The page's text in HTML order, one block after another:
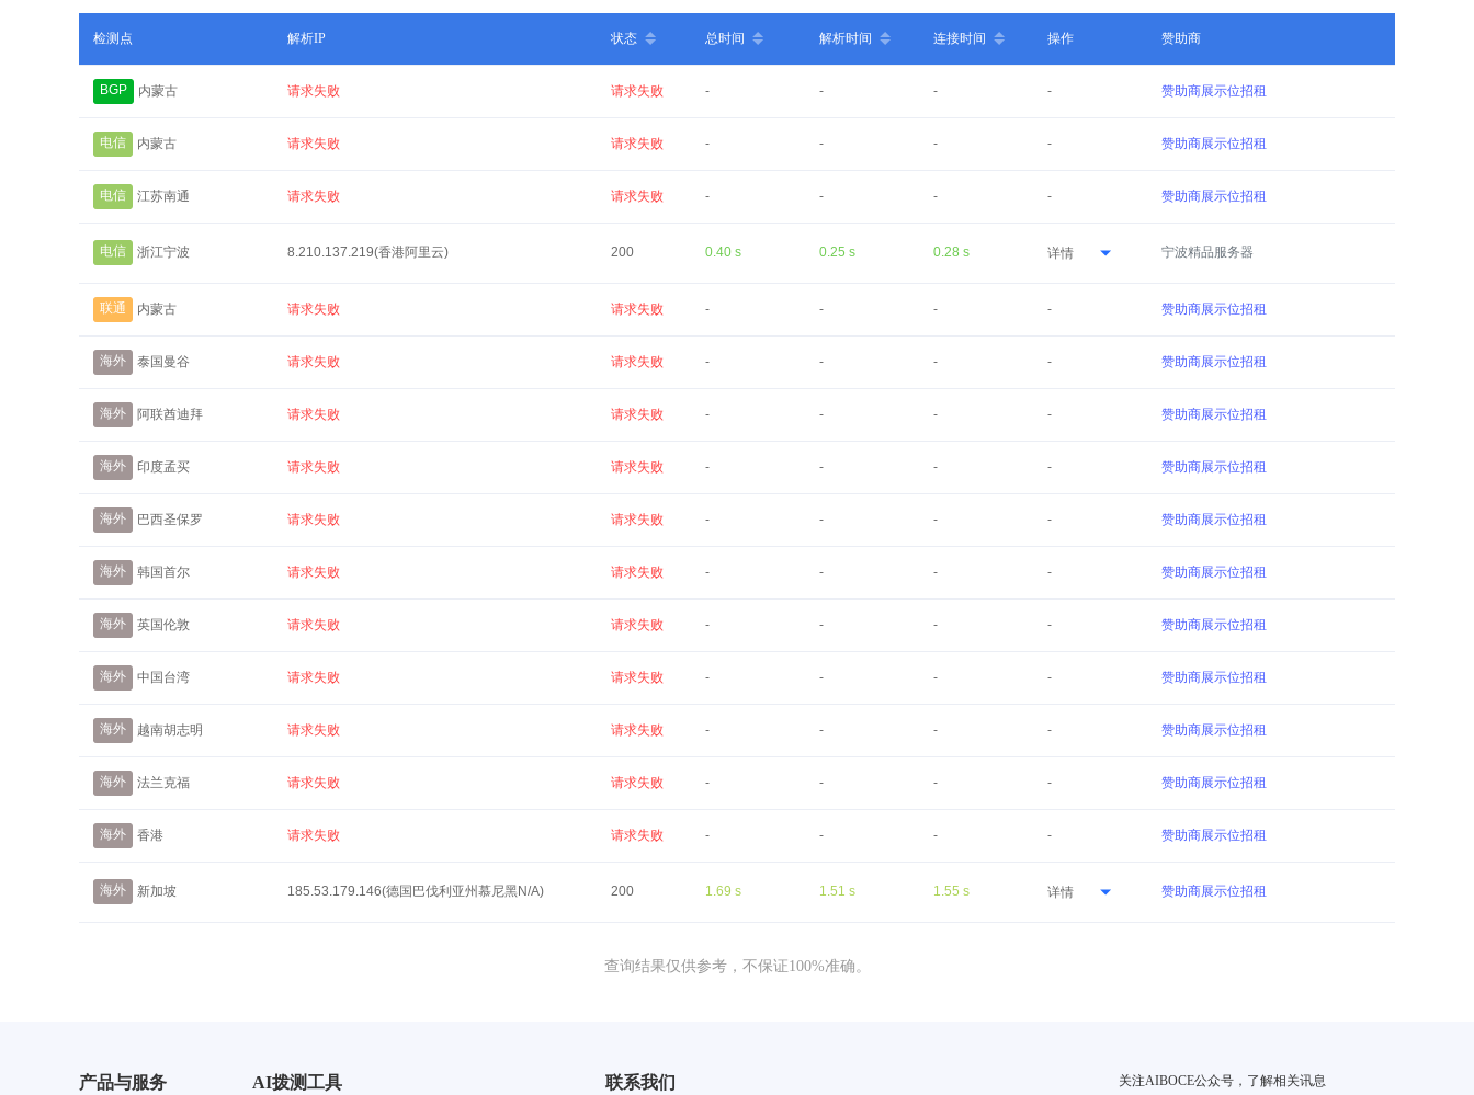
检测点 解析IP 状态 总时间 解析时间 连接时间 操作 赞助商
BGP 内蒙古 请求失败 请求失败 - - - - 赞助商展示位招租
电信 内蒙古 请求失败 请求失败 - - - - 赞助商展示位招租
电信 江苏南通 请求失败 请求失败 - - - - 赞助商展示位招租
电信 浙江宁波 8.210.137.219(香港阿里云) 200 0.40 s 0.25 s 0.28 s 详情 宁波精品服务器
联通 内蒙古 请求失败 请求失败 - - - - 赞助商展示位招租
海外 泰国曼谷 请求失败 请求失败 - - - - 赞助商展示位招租
海外 阿联酋迪拜 请求失败 请求失败 - - - - 赞助商展示位招租
海外 印度孟买 请求失败 请求失败 - - - - 赞助商展示位招租
海外 巴西圣保罗 请求失败 请求失败 - - - - 赞助商展示位招租
海外 韩国首尔 请求失败 请求失败 - - - - 赞助商展示位招租
海外 英国伦敦 请求失败 请求失败 - - - - 赞助商展示位招租
海外 中国台湾 请求失败 请求失败 - - - - 赞助商展示位招租
海外 越南胡志明 请求失败 请求失败 - - - - 赞助商展示位招租
海外 法兰克福 请求失败 请求失败 - - - - 赞助商展示位招租
海外 香港 请求失败 请求失败 - - - - 赞助商展示位招租
海外 新加坡 185.53.179.146(德国巴伐利亚州慕尼黑N/A) 200 1.69 s 1.51 s 1.55 s 详情 赞助商展示位招租
查询结果仅供参考，不保证100%准确。
产品与服务 AI拨测工具 联系我们 关注AIBOCE公众号，了解相关讯息